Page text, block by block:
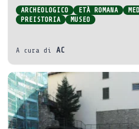
ARCHEOLOGICO ETÀ ROMANA
PREISTORIA
MUSEO
A cura di AC